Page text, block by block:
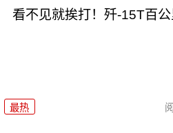
看不见就挨打！歼-15T百
最热